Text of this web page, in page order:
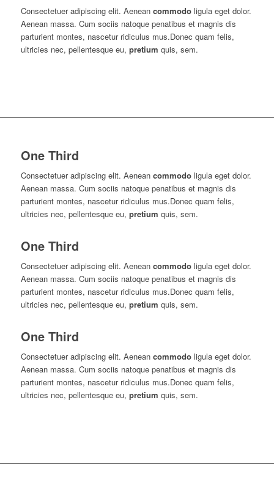
Consectetuer adipiscing elit. Aenean commodoligula eget dolor.
Aenean massa. Cum sociis natoque penatibus et magnis dis
parturient montes, nascetur ridiculus mus.Donec quam felis,
ultricies nec, pellentesque eu, pretium quis, sem.
One Third
Consectetuer adipiscing elit. Aenean commodoligula eget dolor.
Aenean massa. Cum sociis natoque penatibus et magnis dis
parturient montes, nascetur ridiculus mus.Donec quam felis,
ultricies nec, pellentesque eu, pretium quis, sem.
One Third
Consectetuer adipiscing elit. Aenean commodoligula eget dolor.
Aenean massa. Cum sociis natoque penatibus et magnis dis
parturient montes, nascetur ridiculus mus.Donec quam felis,
ultricies nec, pellentesque eu, pretium quis, sem.
One Third
Consectetuer adipiscing elit. Aenean commodoligula eget dolor.
Aenean massa. Cum sociis natoque penatibus et magnis dis
parturient montes, nascetur ridiculus mus.Donec quam felis,
ultricies nec, pellentesque eu, pretium quis, sem.